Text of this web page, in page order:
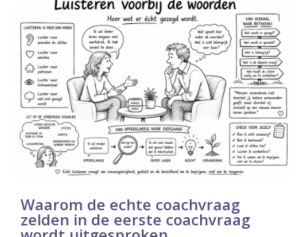
Waarom de echte coachvraag
zelden in de eerste coachvraag